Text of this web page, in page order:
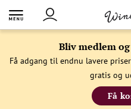
Bliv medlem
Få adgang til endnu lavere
gratis og
Få